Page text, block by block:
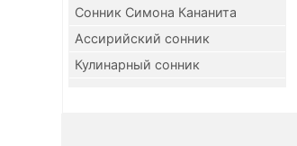
Сонник Симона Кананита
Ассирийский сонник
Кулинарный сонник